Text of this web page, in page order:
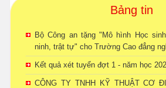
Bảng tin
Bộ Công an tặng "Mô hình Học
ninh, trật tự" cho Trường Cao đẳng
Kết quả xét tuyển đợt 1 - năm học
CÔNG TY TNHH KỸ THUẬT CƠ